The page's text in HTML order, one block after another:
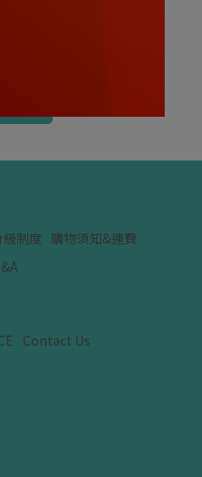
制度 購物須知&運費
Contact Us